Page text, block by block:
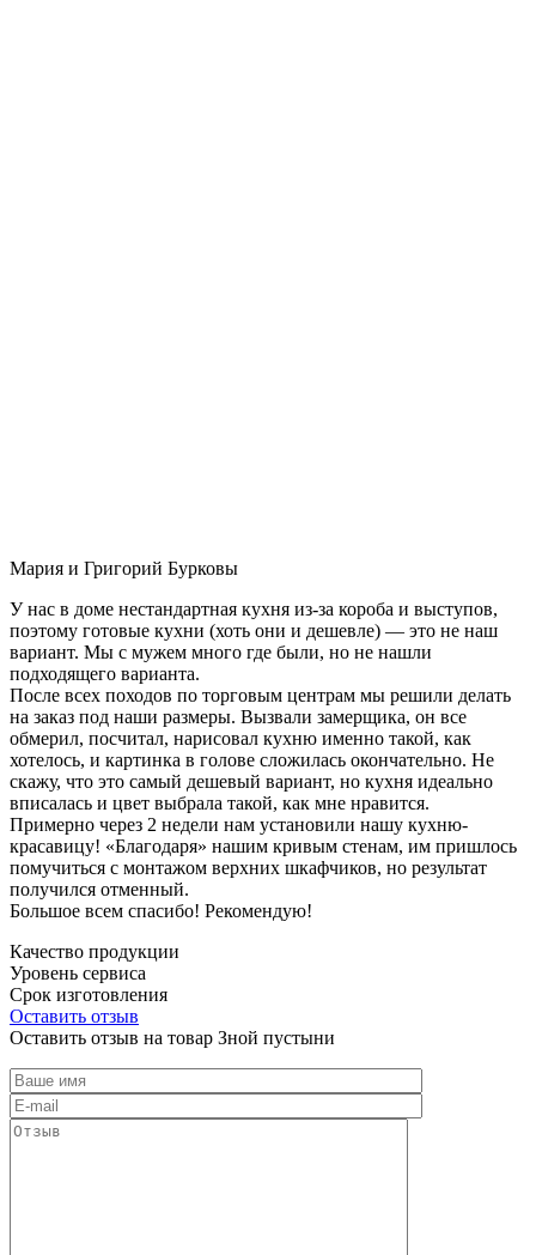
Мария и Григорий Бурковы
У нас в доме нестандартная кухня из-за короба и выступов,
поэтому готовые кухни (хоть они и дешевле) — это не наш
вариант. Мы с мужем много где были, но не нашли
подходящего варианта.
После всех походов по торговым центрам мы решили делать
на заказ под наши размеры. Вызвали замерщика, он все
обмерил, посчитал, нарисовал кухню именно такой, как
хотелось, и картинка в голове сложилась окончательно. Не
скажу, что это самый дешевый вариант, но кухня идеально
вписалась и цвет выбрала такой, как мне нравится.
Примерно через 2 недели нам установили нашу кухню-
красавицу! «Благодаря» нашим кривым стенам, им пришлось
помучиться с монтажом верхних шкафчиков, но результат
получился отменный.
Большое всем спасибо! Рекомендую!
Качество продукции
Уровень сервиса
Срок изготовления
Оставить отзыв
Оставить отзыв на товар Зной пустыни